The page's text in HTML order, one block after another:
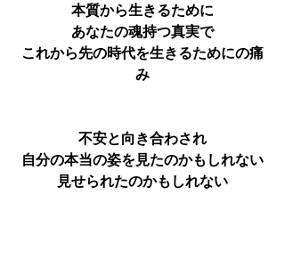
本質から生きるために
あなたの魂持つ真実で
これから先の時代を生きるためにの痛
み
不安と向き合わされ
自分の本当の姿を見たのかもしれない
見せられたのかもしれない